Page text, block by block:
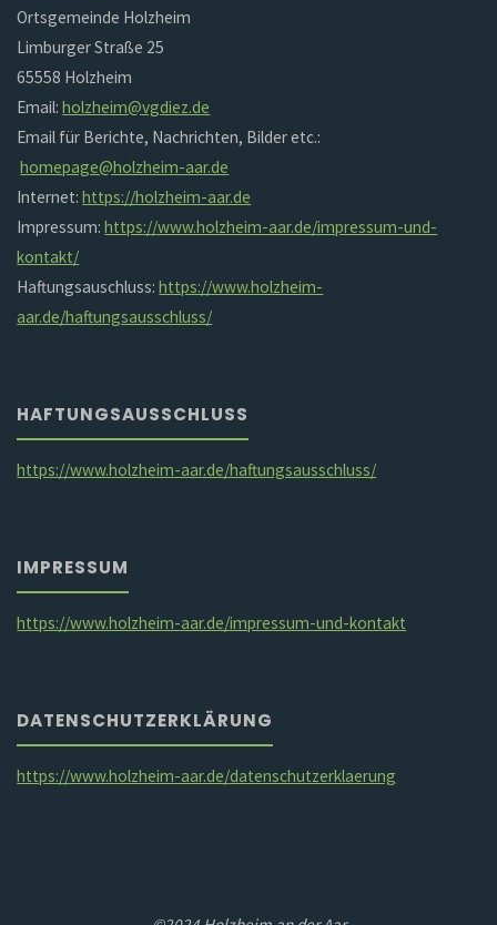
Ortsgemeinde Holzheim
Limburger Straße 25
65558 Holzheim
Email:holzheim@vgdiez.de
Email für Berichte, Nachrichten, Bilder etc.:
homepage@holzheim-aar.de
Internet:https://holzheim-aar.de
Impressum:https://www.holzheim-aar.de/impressum-und-
kontakt/
Haftungsauschluss:https://www.holzheim-
aar.de/haftungsausschluss/
HAFTUNGSAUSSCHLUSS
https://www.holzheim-aar.de/haftungsausschluss/
IMPRESSUM
https://www.holzheim-aar.de/impressum-und-kontakt
DATENSCHUTZERKLÄRUNG
https://www.holzheim-aar.de/datenschutzerklaerung